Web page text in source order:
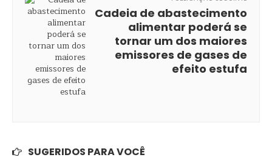
Cadeia de abastecimento
alimentar poderá se
tornar um dos maiores
emissores de gases de
efeito estufa
SUGERIDOS PARA VOCÊ